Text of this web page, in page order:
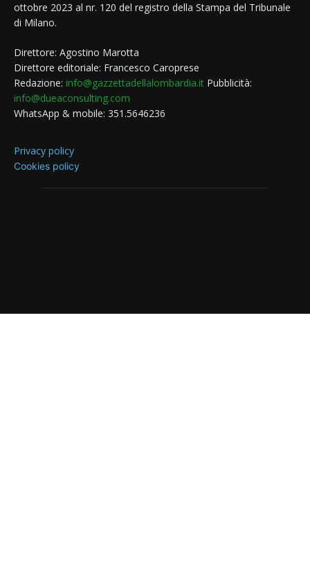
ottobre 2023 al nr. 120 del registro della Stampa del Tribunale
di Milano.
Direttore: Agostino Marotta
Direttore editoriale: Francesco Caroprese
Redazione: info@gazzettadellalombardia.it Pubblicità:
info@dueaconsulting.com
WhatsApp & mobile: 351.5646236
Privacy policy
Cookies policy